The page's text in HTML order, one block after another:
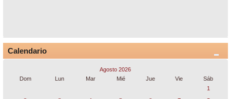
Calendario
Agosto 2026
Dom
Lun Mar Mié Jue Vie
Sáb
1